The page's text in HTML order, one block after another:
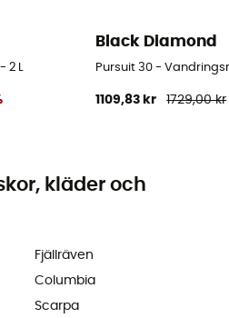
L
Black Diamond
Pursuit 30 -
1109,83 kr 1729,00 kr
kläder och
Fjällräven
Columbia
Scarpa